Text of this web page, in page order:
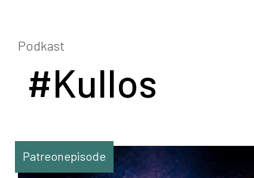
Podkast
#Kullos
Patreonepisode